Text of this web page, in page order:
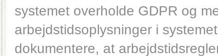
systemet overholde GDPR og
arbejdstidsoplysninger i
dokumentere, at